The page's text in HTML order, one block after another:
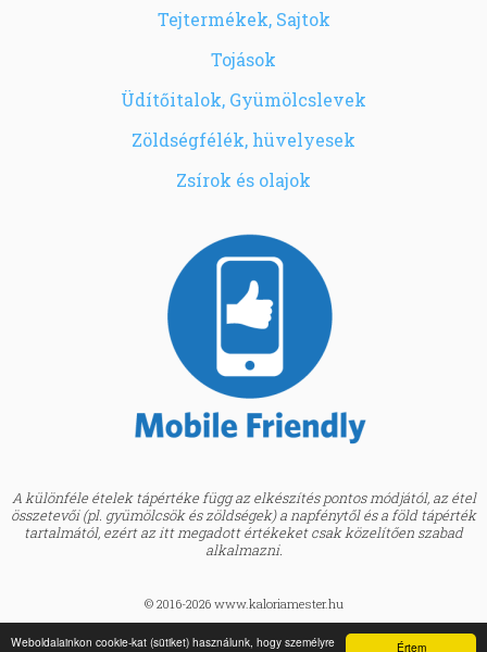
Értem
Weboldalainkon cookie-kat (sütiket) használunk, hogy személyre
Tejtermékek, Sajtok
Tojások
Üdítőitalok, Gyümölcslevek
Zöldségfélék, hüvelyesek
Zsírok és olajok
A különféle ételek tápértéke függ az elkészítés pontos módjától, az étel
összetevői (pl. gyümölcsök és zöldségek) a napfénytől és a föld tápérték
tartalmától, ezért az itt megadott értékeket csak közelítően szabad
alkalmazni.
© 2016-2026 www.kaloriamester.hu